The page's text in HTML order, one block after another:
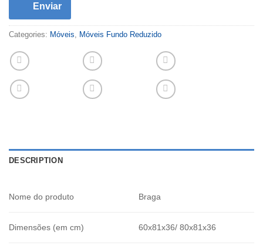
Enviar
Categories: Móveis, Móveis Fundo Reduzido
DESCRIPTION
Nome do produto Braga
Dimensões (em cm) 60x81x36/ 80x81x36